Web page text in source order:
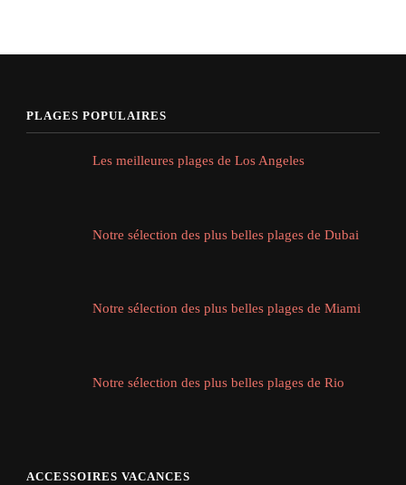
PLAGES POPULAIRES
Les meilleures plages de Los Angeles
Notre sélection des plus belles plages de Dubai
Notre sélection des plus belles plages de Miami
Notre sélection des plus belles plages de Rio
ACCESSOIRES VACANCES